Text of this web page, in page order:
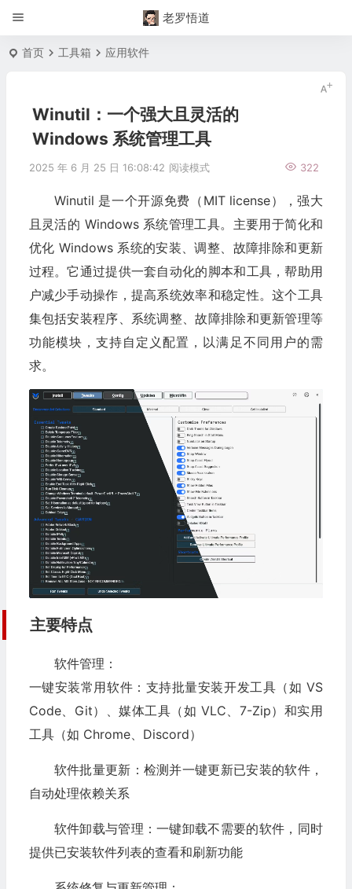
老罗悟道
首页 工具箱 应用软件
Winutil：一个强大且灵活的
Windows 系统管理工具
2025 年 6 月 25 日 16:08:42 322
阅读模式
Winutil 是一个开源免费（MIT license），强大
且灵活的 Windows 系统管理工具。主要用于简化和
优化 Windows 系统的安装、调整、故障排除和更新
过程。它通过提供一套自动化的脚本和工具，帮助用
户减少手动操作，提高系统效率和稳定性。这个工具
集包括安装程序、系统调整、故障排除和更新管理等
功能模块，支持自定义配置，以满足不同用户的需
求。
主要特点
软件管理：
一键安装常用软件：支持批量安装开发工具（如 VS
Code、Git）、媒体工具（如 VLC、7-Zip）和实用
工具（如 Chrome、Discord）
软件批量更新：检测并一键更新已安装的软件，
自动处理依赖关系
软件卸载与管理：一键卸载不需要的软件，同时
提供已安装软件列表的查看和刷新功能